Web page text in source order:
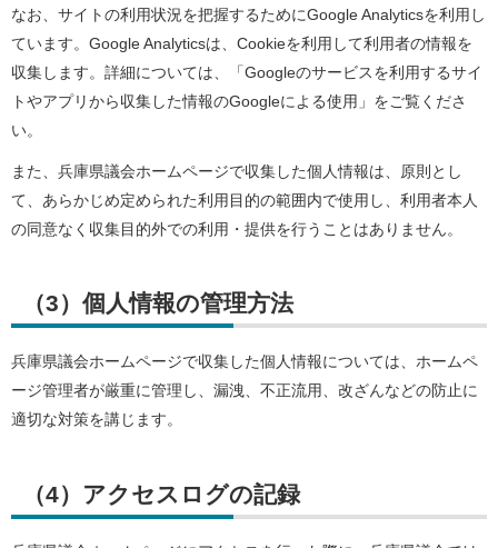
なお、サイトの利用状況を把握するためにGoogle Analyticsを利用し
ています。Google Analyticsは、Cookieを利用して利用者の情報を
収集します。詳細については、「Googleのサービスを利用するサイ
トやアプリから収集した情報のGoogleによる使用」をご覧くださ
い。
また、兵庫県議会ホームページで収集した個人情報は、原則とし
て、あらかじめ定められた利用目的の範囲内で使用し、利用者本人
の同意なく収集目的外での利用・提供を行うことはありません。
（3）個人情報の管理方法
兵庫県議会ホームページで収集した個人情報については、ホームペ
ージ管理者が厳重に管理し、漏洩、不正流用、改ざんなどの防止に
適切な対策を講じます。
（4）アクセスログの記録